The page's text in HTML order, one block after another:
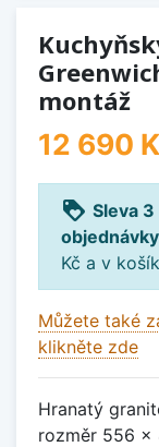
montáž
12 690
loyalty Sleva
Kč a v
Můžete také
klikněte zde
Hranatý
rozměr 556 x